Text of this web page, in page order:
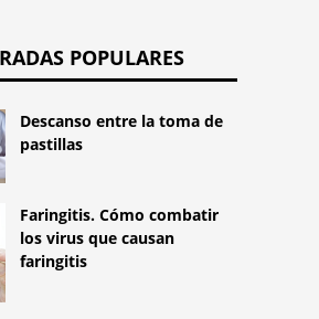
POPULARES
Descanso entre la toma de
pastillas
Faringitis. Cómo combatir
los virus que causan
faringitis